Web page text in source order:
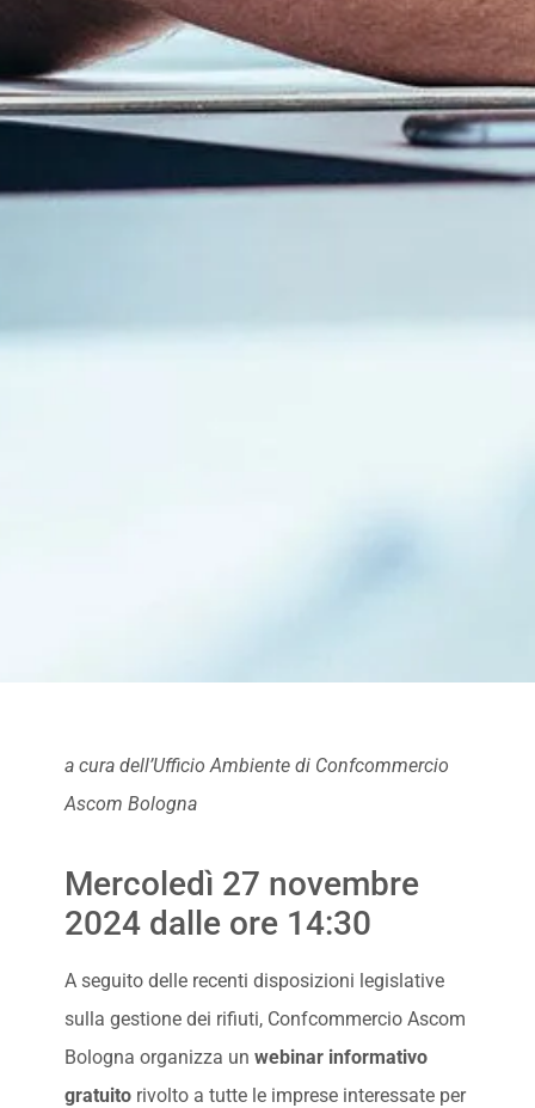
a cura dell’Ufficio Ambiente di Confcommercio
Ascom Bologna
Mercoledì 27 novembre
2024 dalle ore 14:30
A seguito delle recenti disposizioni legislative
sulla gestione dei rifiuti, Confcommercio Ascom
Bologna organizza un webinar informativo
gratuito rivolto a tutte le imprese interessate per